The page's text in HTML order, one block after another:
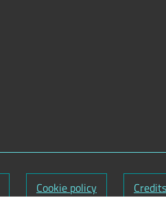
Cookie policy Credits